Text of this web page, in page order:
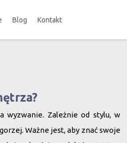
Blog Kontakt
wyzwanie. Zależnie od stylu, w
Ważne jest, aby znać swoje